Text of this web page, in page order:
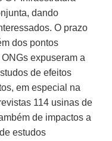
dando
O prazo
dos pontos
expuseram a
de efeitos
em especial na
114 usinas de
de impactos a
estudos